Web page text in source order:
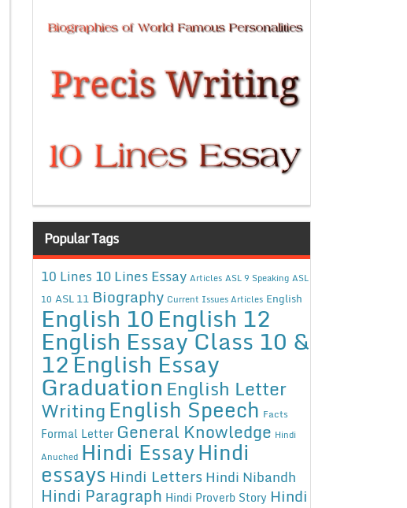
Popular Tags
10 Lines 10 Lines Essay Articles ASL 9 Speaking ASL
10 ASL 11 Biography Current Issues Articles English
English 10English 12
English Essay Class 10 &
12English Essay
Graduation English Letter
WritingEnglish Speech Facts
Formal Letter General Knowledge Hindi
Anuched Hindi EssayHindi
essays Hindi Letters Hindi Nibandh
Hindi Paragraph Hindi Proverb Story Hindi